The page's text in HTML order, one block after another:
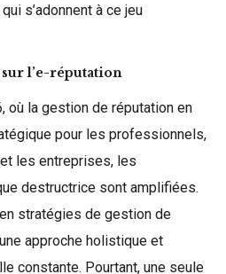
s’adonnent à ce jeu
l’e-réputation
où la gestion de réputation en
pour les professionnels,
les entreprises, les
destructrice sont amplifiées.
stratégies de gestion de
approche holistique et
constante. Pourtant, une seule